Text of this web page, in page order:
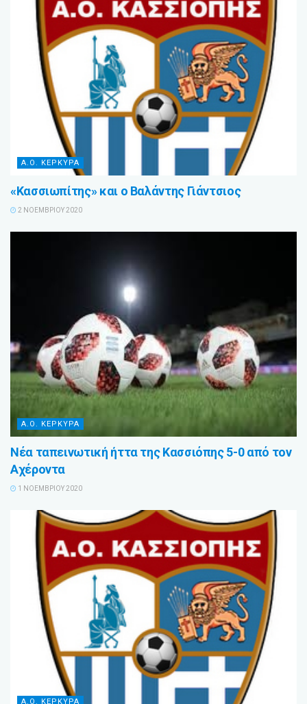
Α.Ο. ΚΕΡΚΥΡΑ
«Κασσιωπίτης» και ο Βαλάντης Γιάντσιος
2 ΝΟΕΜΒΡΊΟΥ 2020
Α.Ο. ΚΕΡΚΥΡΑ
Νέα ταπεινωτική ήττα της Κασσιόπης 5-0 από τον
Αχέροντα
1 ΝΟΕΜΒΡΊΟΥ 2020
Α.Ο. ΚΕΡΚΥΡΑ